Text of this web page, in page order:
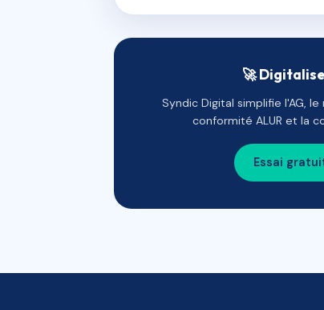
🚀
Syndic Digital simplifie l'AG,
conformité ALUR et la
Essai